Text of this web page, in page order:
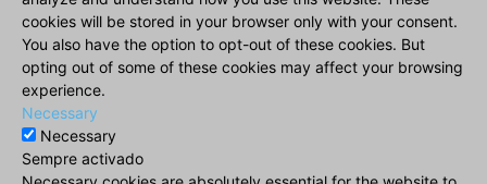
cookies will be stored in your browser only with your consent.
You also have the option to opt-out of these cookies. But
opting out of some of these cookies may affect your browsing
experience.
Necessary
Necessary
Sempre activado